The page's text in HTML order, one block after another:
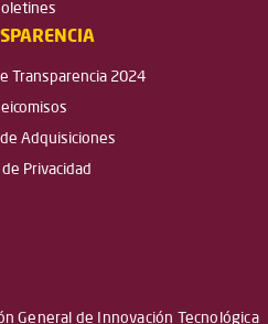
Transparencia 2024
Adquisiciones
Privacidad
General de Innovación Tecnológica